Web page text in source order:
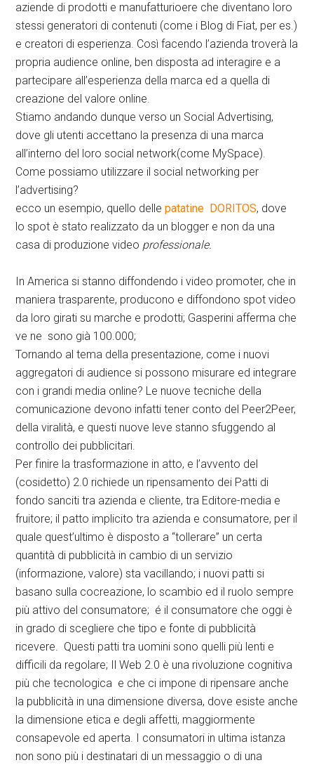
aziende di prodotti e manufatturioere che diventano loro
stessi generatori di contenuti (come i Blog di Fiat, per es.)
e creatori di esperienza. Così facendo l’azienda troverà la
propria audience online, ben disposta ad interagire e a
partecipare all’esperienza della marca ed a quella di
creazione del valore online.
Stiamo andando dunque verso un Social Advertising,
dove gli utenti accettano la presenza di una marca
all’interno del loro social network(come MySpace).
Come possiamo utilizzare il social networking per
l’advertising?
ecco un esempio, quello delle patatine DORITOS, dove
lo spot è stato realizzato da un blogger e non da una
casa di produzione video professionale.
In America si stanno diffondendo i video promoter, che in
maniera trasparente, producono e diffondono spot video
da loro girati su marche e prodotti; Gasperini afferma che
ve ne sono già 100.000;
Tornando al tema della presentazione, come i nuovi
aggregatori di audience si possono misurare ed integrare
con i grandi media online? Le nuove tecniche della
comunicazione devono infatti tener conto del Peer2Peer,
della viralità, e questi nuove leve stanno sfuggendo al
controllo dei pubblicitari.
Per finire la trasformazione in atto, e l’avvento del
(cosidetto) 2.0 richiede un ripensamento dei Patti di
fondo sanciti tra azienda e cliente, tra Editore-media e
fruitore; il patto implicito tra azienda e consumatore, per il
quale quest’ultimo è disposto a “tollerare” un certa
quantità di pubblicità in cambio di un servizio
(informazione, valore) sta vacillando; i nuovi patti si
basano sulla cocreazione, lo scambio ed il ruolo sempre
più attivo del consumatore; é il consumatore che oggi è
in grado di scegliere che tipo e fonte di pubblicità
ricevere. Questi patti tra uomini sono quelli più lenti e
difficili da regolare; Il Web 2.0 è una rivoluzione cognitiva
più che tecnologica e che ci impone di ripensare anche
la pubblicità in una dimensione diversa, dove esiste anche
la dimensione etica e degli affetti, maggiormente
consapevole ed aperta. I consumatori in ultima istanza
non sono più i destinatari di un messaggio o di una